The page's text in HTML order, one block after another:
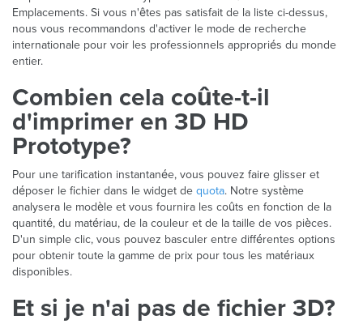
Emplacements. Si vous n'êtes pas satisfait de la liste ci-dessus,
nous vous recommandons d'activer le mode de recherche
internationale pour voir les professionnels appropriés du monde
entier.
Combien cela coûte-t-il
d'imprimer en 3D HD
Prototype?
Pour une tarification instantanée, vous pouvez faire glisser et
déposer le fichier dans le widget de quota. Notre système
analysera le modèle et vous fournira les coûts en fonction de la
quantité, du matériau, de la couleur et de la taille de vos pièces.
D'un simple clic, vous pouvez basculer entre différentes options
pour obtenir toute la gamme de prix pour tous les matériaux
disponibles.
Et si je n'ai pas de fichier 3D?